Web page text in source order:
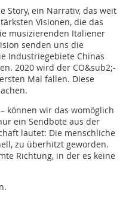
Story, ein Narrativ, das weit
Visionen, die das
musizierenden Italiener
senden uns die
Industriegebiete Chinas
2020 wird der CO&sub2;-
Mal fallen. Diese
können wir das womöglich
ein Sendbote aus der
lautet: Die menschliche
zu überhitzt geworden.
Richtung, in der es keine